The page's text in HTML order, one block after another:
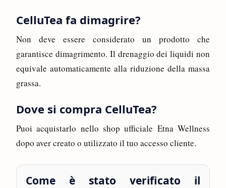
CelluTea fa dimagrire?
Non deve essere considerato un prodotto che
garantisce dimagrimento. Il drenaggio dei liquidi non
equivale automaticamente alla riduzione della massa
grassa.
Dove si compra CelluTea?
Puoi acquistarlo nello shop ufficiale Etna Wellness
dopo aver creato o utilizzato il tuo accesso cliente.
Come è stato verificato il